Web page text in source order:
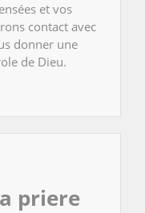
et vos
contact avec
donner une
de Dieu.
priere